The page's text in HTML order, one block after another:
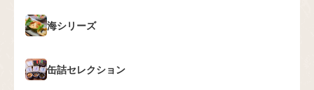
海シリーズ
缶詰セレクション